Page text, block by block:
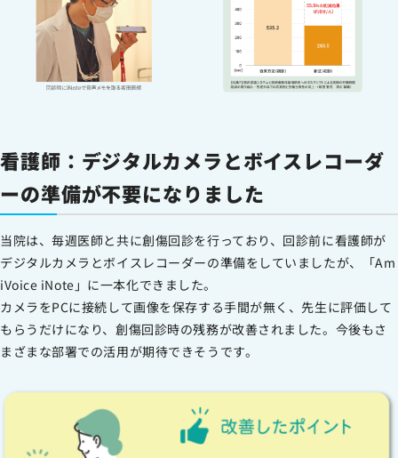
看護師：デジタルカメラとボイスレコーダ
ーの準備が不要になりました
当院は、毎週医師と共に創傷回診を行っており、回診前に看護師が
デジタルカメラとボイスレコーダーの準備をしていましたが、「Am
iVoice iNote」に一本化できました。
カメラをPCに接続して画像を保存する手間が無く、先生に評価して
もらうだけになり、創傷回診時の残務が改善されました。今後もさ
まざまな部署での活用が期待できそうです。